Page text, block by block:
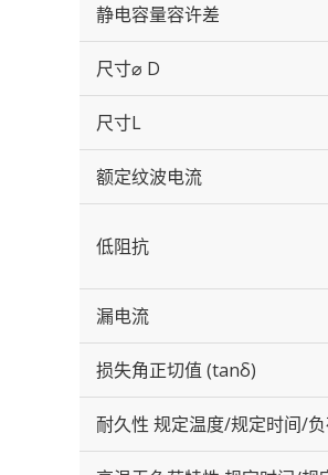
静电容量容许差
尺寸⌀ D
尺寸L
额定纹波电流
低阻抗
漏电流
损失角正切值 (tanδ)
耐久性 规定温度/规定时间/